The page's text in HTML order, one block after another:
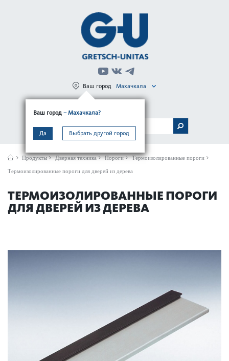
Ваш город – Махачкала?
Да Выбрать другой город
Ваш город Махачкала
МЕНЮ
Продукты Дверная техника Пороги Термоизолированные пороги
Термоизолированные пороги для дверей из дерева
ТЕРМОИЗОЛИРОВАННЫЕ ПОРОГИ
ДЛЯ ДВЕРЕЙ ИЗ ДЕРЕВА